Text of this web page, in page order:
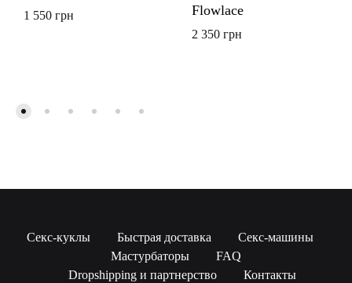
1 550 грн
Flowlace
2 350 грн
UAH
Секс-куклы Быстрая доставка
Секс-машины
Мастурбаторы
FAQ
Dropshipping и партнерство
Контакты